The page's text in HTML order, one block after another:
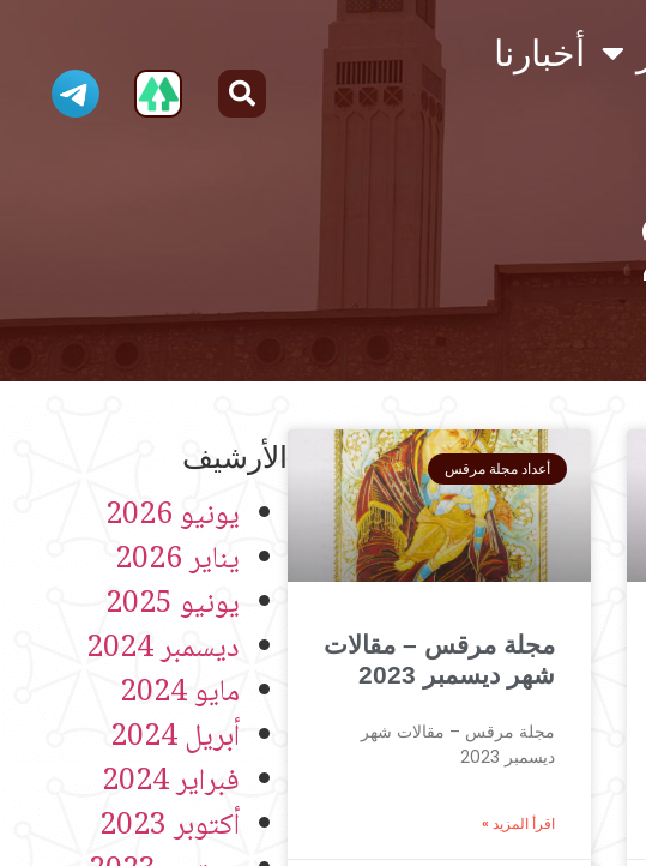
أخبارنا
أعداد مجلة مرقس
مجلة مرقس – مقالات
شهر ديسمبر 2023
مجلة مرقس – مقالات شهر
ديسمبر 2023
اقرأ المزيد »
الأرشيف
يونيو 2026
يناير 2026
يونيو 2025
ديسمبر 2024
مايو 2024
أبريل 2024
فبراير 2024
أكتوبر 2023